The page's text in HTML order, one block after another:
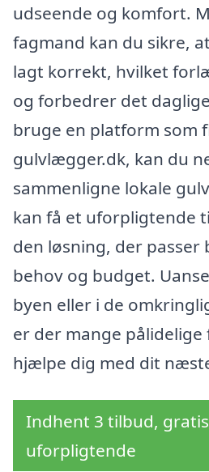
udseende og komfort.
fagmand kan du sikre,
lagt korrekt, hvilket
og forbedrer det
bruge en platform som
gulvlægger.dk, kan du
sammenligne lokale
kan få et uforpligtende
den løsning, der passer
behov og budget.
byen eller i de
er der mange
hjælpe dig med dit
Indhent 3 tilbud,
uforpligtende